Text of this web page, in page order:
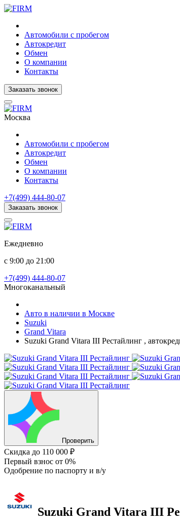
Автомобили с пробегом
Автокредит
Обмен
О компании
Контакты
Заказать звонок
Москва
Автомобили с пробегом
Автокредит
Обмен
О компании
Контакты
+7(499) 444-80-07
Заказать звонок
Ежедневно
с 9:00 до 21:00
+7(499) 444-80-07
Многоканальный
Авто в наличии в Москве
Suzuki
Grand Vitara
Suzuki Grand Vitara III Рестайлинг ,
Проверить
Скидка до 110 000 ₽
Первый взнос от 0%
Одобрение по паспорту и в/у
Suzuki Grand Vitara III